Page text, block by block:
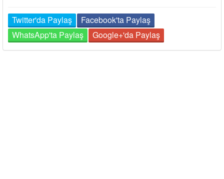
Twitter'da Paylaş
Facebook'ta Paylaş
WhatsApp'ta Paylaş
Google+'da Paylaş